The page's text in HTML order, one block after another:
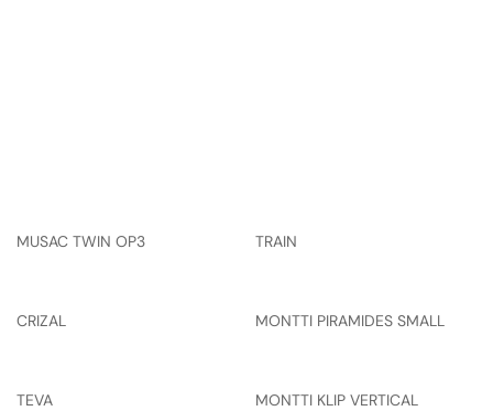
MUSAC TWIN OP3 TRAIN
CRIZAL MONTTI PIRAMIDES SMALL
TEVA MONTTI KLIP VERTICAL